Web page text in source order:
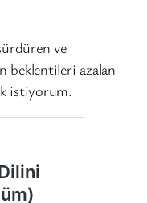
ve
beklentileri azalan
istiyorum.